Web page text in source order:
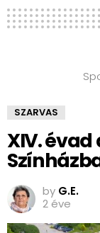
SZARVAS
XIV. évad
by G.E.
2 éve